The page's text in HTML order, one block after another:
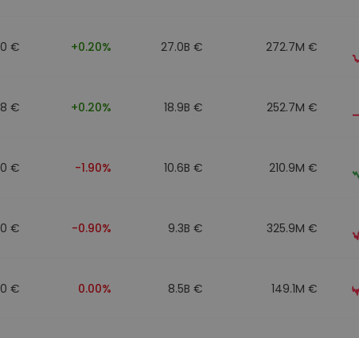
€ +0.20% 27.0B € 272.7M €
€ +0.20% 18.9B € 252.7M €
€ -1.90% 10.6B € 210.9M €
€ -0.90% 9.3B € 325.9M €
€ 0.00% 8.5B € 149.1M €